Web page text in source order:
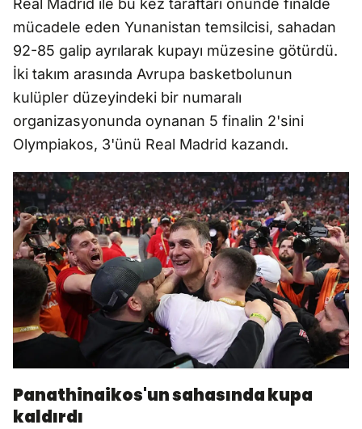
Real Madrid ile bu kez taraftarı önünde finalde
mücadele eden Yunanistan temsilcisi, sahadan
92-85 galip ayrılarak kupayı müzesine götürdü.
İki takım arasında Avrupa basketbolunun
kulüpler düzeyindeki bir numaralı
organizasyonunda oynanan 5 finalin 2'sini
Olympiakos, 3'ünü Real Madrid kazandı.
Panathinaikos'un sahasında kupa
kaldırdı